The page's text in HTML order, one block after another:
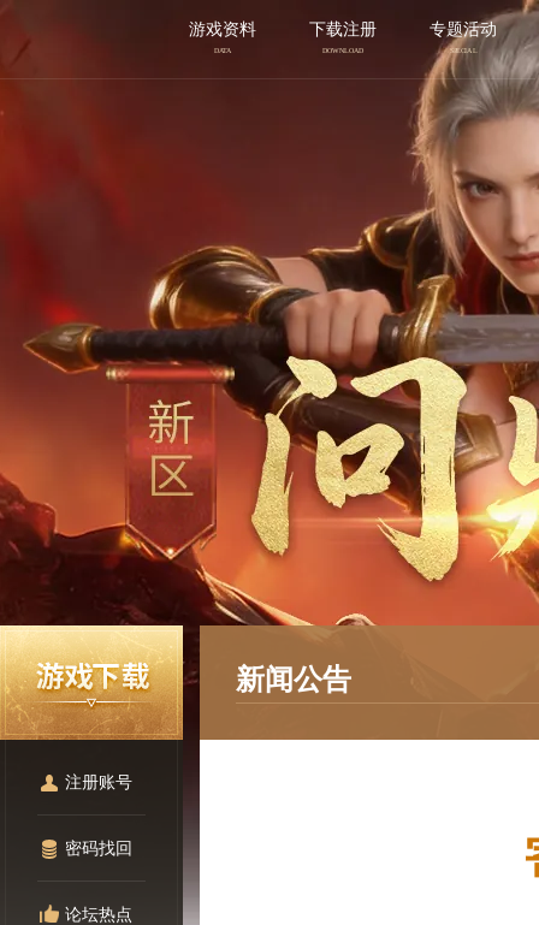
游戏资料
DATA
下载注册
DOWNLOAD
专题活动
SPECIAL
注册账号
密码找回
论坛热点
新闻公告